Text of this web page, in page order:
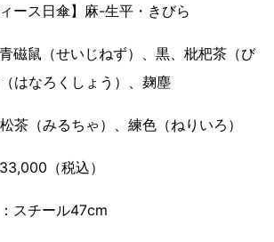
ース日傘】麻-生平・きびら
磁鼠（せいじねず）、黒、枇杷茶（び
はなろくしょう）、麹塵
茶（みるちゃ）、練色（ねりいろ）
（税込）
スチール47cm